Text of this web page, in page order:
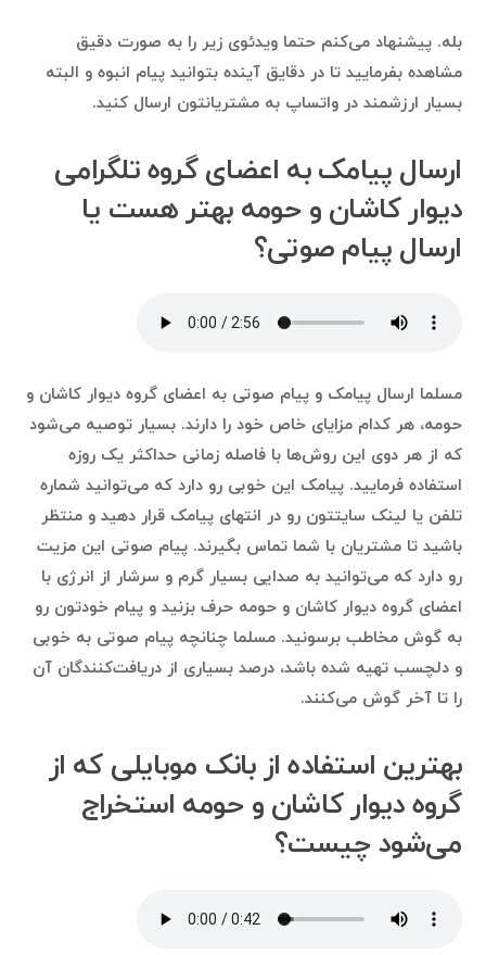
بله. پیشنهاد می‌کنم حتما ویدئوی زیر را به صورت دقیق
مشاهده بفرمایید تا در دقایق آینده بتوانید پیام انبوه و البته
بسیار ارزشمند در واتساپ به مشتریانتون ارسال کنید.
ارسال پیامک به اعضای گروه تلگرامی
دیوار کاشان و حومه بهتر هست یا
ارسال پیام صوتی؟
مسلما ارسال پیامک و پیام صوتی به اعضای گروه دیوار کاشان و
حومه، هر کدام مزایای خاص خود را دارند. بسیار توصیه می‌شود
که از هر دوی این روش‌ها با فاصله زمانی حداکثر یک روزه
استفاده فرمایید. پیامک این خوبی رو دارد که می‌توانید شماره
تلفن یا لینک سایتتون رو در انتهای پیامک قرار دهید و منتظر
باشید تا مشتریان با شما تماس بگیرند. پیام صوتی این مزیت
رو دارد که می‌توانید به صدایی بسیار گرم و سرشار از انرژی با
اعضای گروه دیوار کاشان و حومه حرف بزنید و پیام خودتون رو
به گوش مخاطب برسونید. مسلما چنانچه پیام صوتی به خوبی
و دلچسب تهیه شده باشد، درصد بسیاری از دریافت‌کنندگان آن
را تا آخر گوش می‌کنند.
بهترین استفاده‌ از بانک موبایلی که از
گروه دیوار کاشان و حومه استخراج
می‌شود چیست؟